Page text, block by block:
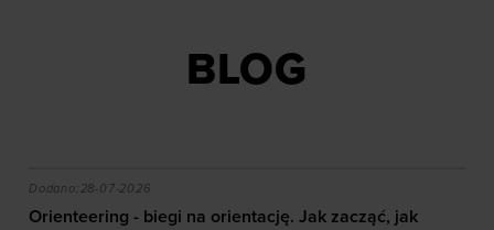
BLOG
efekty daje trening?
Orienteering - biegi na orientację. Jak zacząć, jak
Dodano:28-07-2026
Orienteering - biegi na orientację. Jak zacząć, jak